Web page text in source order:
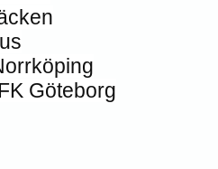
Göteborg